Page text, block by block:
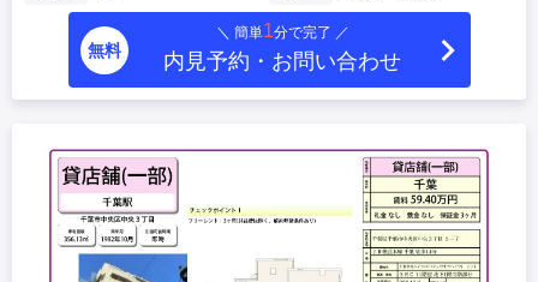
無料
＼ 簡単1分で完了 ／
内見予約・お問い合わせ